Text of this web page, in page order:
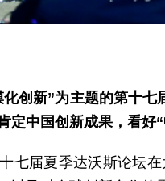
创新”为主题的第十
定中国创新成果，看
七届夏季达沃斯论坛